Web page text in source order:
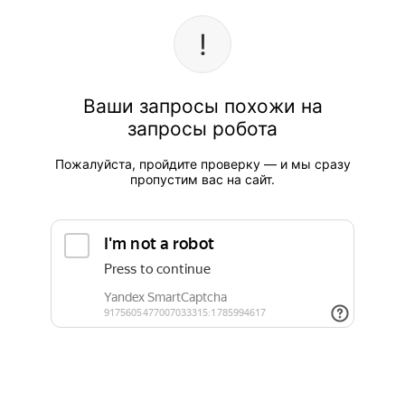
Ваши запросы похожи на
запросы робота
Пожалуйста, пройдите проверку — и мы сразу
пропустим вас на сайт.